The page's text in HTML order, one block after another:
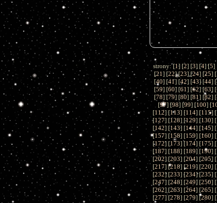
strony: [1] [2] [3] [4] [5]
[21] [22] [23] [24] [25] [
[40] [41] [42] [43] [44] [
[59] [60] [61] [62] [63] [
[78] [79] [80] [81] [82] [
[97] [98] [99] [100] [
[112] [113] [114] [115] [
[127] [128] [129] [130] [
[142] [143] [144] [145] [
[157] [158] [159] [160] [
[172] [173] [174] [175] [
[187] [188] [189] [190] [
[202] [203] [204] [205] [
[217] [218] [219] [220] [
[232] [233] [234] [235] [
[247] [248] [249] [250] [
[262] [263] [264] [265] [
[277] [278] [279] [280] [